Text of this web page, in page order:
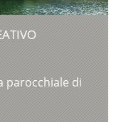
parocchiale di